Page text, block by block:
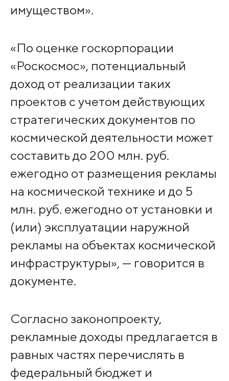
имуществом».
«По оценке госкорпорации
«Роскосмос», потенциальный
доход от реализации таких
проектов с учетом действующих
стратегических документов по
космической деятельности может
составить до 200 млн. руб.
ежегодно от размещения рекламы
на космической технике и до 5
млн. руб. ежегодно от установки и
(или) эксплуатации наружной
рекламы на объектах космической
инфраструктуры», — говорится в
документе.
Согласно законопроекту,
рекламные доходы предлагается в
равных частях перечислять в
федеральный бюджет и